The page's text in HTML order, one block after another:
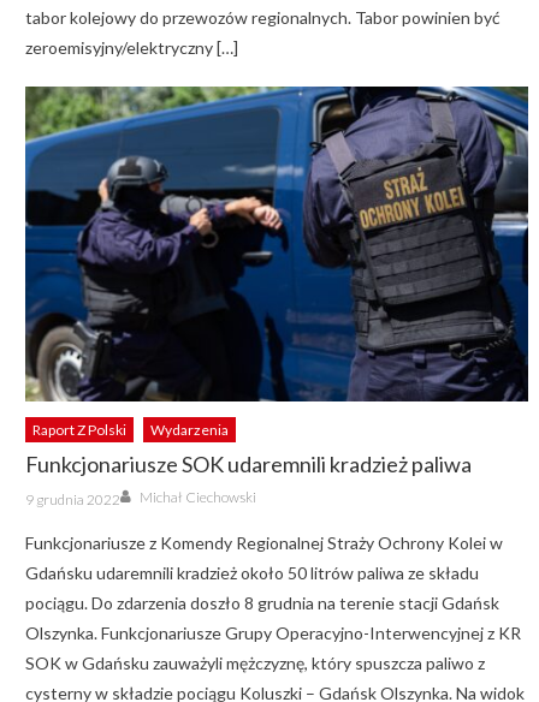
tabor kolejowy do przewozów regionalnych. Tabor powinien być
zeroemisyjny/elektryczny […]
Raport Z Polski Wydarzenia
Funkcjonariusze SOK udaremnili kradzież paliwa
Posted
on
9 grudnia 2022 Author
Michał Ciechowski
Funkcjonariusze z Komendy Regionalnej Straży Ochrony Kolei w
Gdańsku udaremnili kradzież około 50 litrów paliwa ze składu
pociągu. Do zdarzenia doszło 8 grudnia na terenie stacji Gdańsk
Olszynka. Funkcjonariusze Grupy Operacyjno-Interwencyjnej z KR
SOK w Gdańsku zauważyli mężczyznę, który spuszcza paliwo z
cysterny w składzie pociągu Koluszki – Gdańsk Olszynka. Na widok